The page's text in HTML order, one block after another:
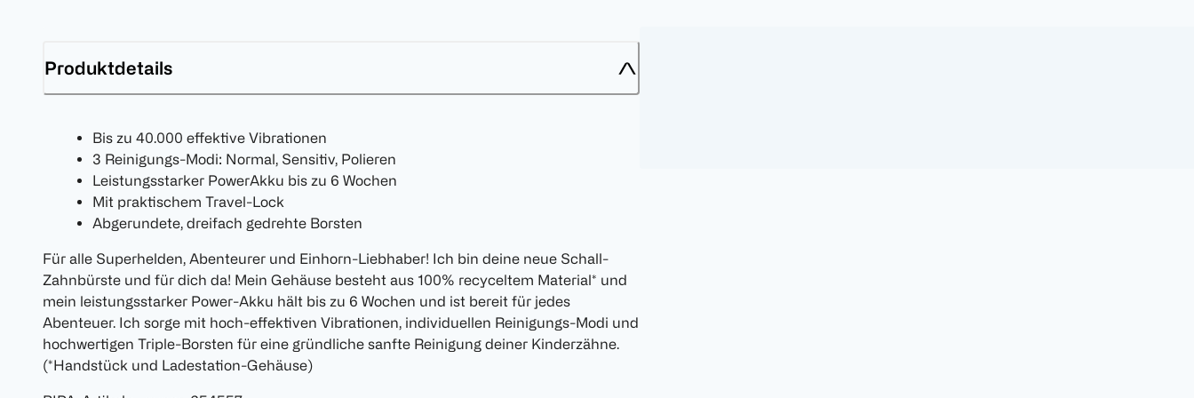
Produktdetails
Bis zu 40.000 effektive Vibrationen
3 Reinigungs-Modi: Normal, Sensitiv, Polieren
Leistungsstarker PowerAkku bis zu 6 Wochen
Mit praktischem Travel-Lock
Abgerundete, dreifach gedrehte Borsten
Für alle Superhelden, Abenteurer und Einhorn-Liebhaber! Ich bin deine neue Schall-
Zahnbürste und für dich da! Mein Gehäuse besteht aus 100% recyceltem Material* und
mein leistungsstarker Power-Akku hält bis zu 6 Wochen und ist bereit für jedes
Abenteuer. Ich sorge mit hoch-effektiven Vibrationen, individuellen Reinigungs-Modi und
hochwertigen Triple-Borsten für eine gründliche sanfte Reinigung deiner Kinderzähne.
(*Handstück und Ladestation-Gehäuse)